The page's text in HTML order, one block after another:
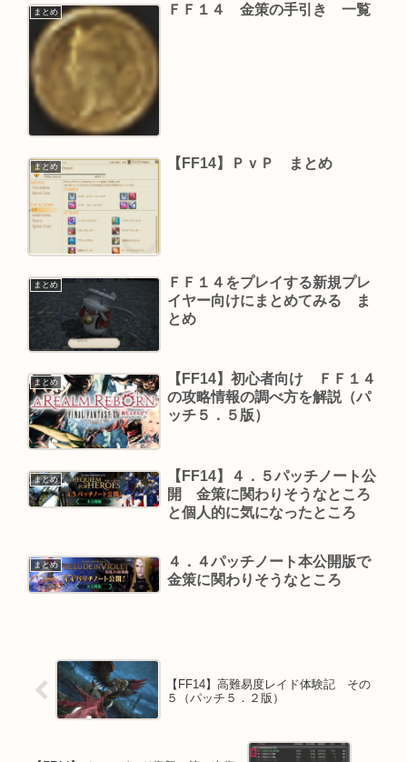
まとめ ＦＦ１４ 金策の手引き 一覧
まとめ 【FF14】ＰｖＰ まとめ
まとめ
ＦＦ１４をプレイする新規プレ
イヤー向けにまとめてみる ま
とめ
まとめ
【FF14】初心者向け ＦＦ１４
の攻略情報の調べ方を解説（パ
ッチ５．５版）
まとめ
【FF14】４．５パッチノート公
開 金策に関わりそうなところ
と個人的に気になったところ
まとめ
４．４パッチノート本公開版で
金策に関わりそうなところ
【FF14】高難易度レイド体験記 その
５（パッチ５．２版）